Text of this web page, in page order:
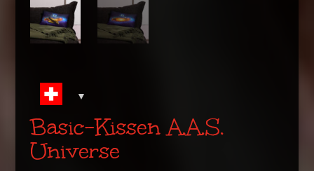
Basic-Kissen A.A.S.
Universe